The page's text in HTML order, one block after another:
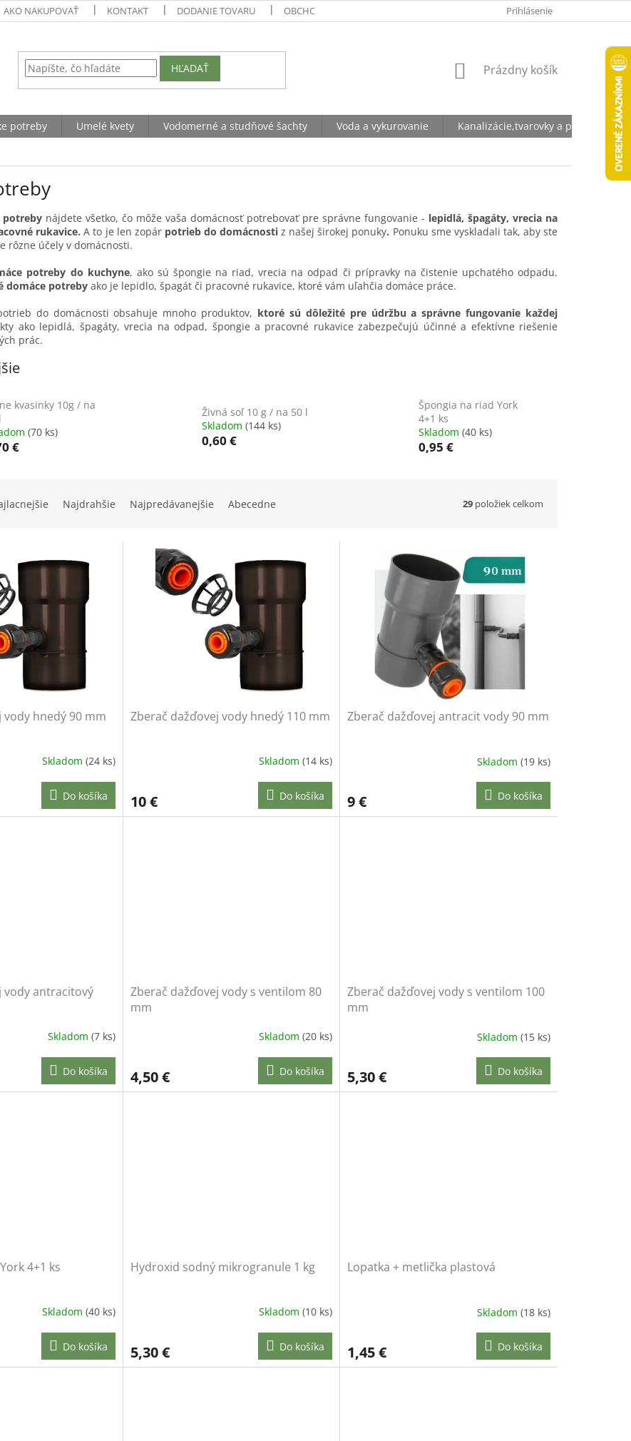
AKO NAKUPOVAŤ KONTAKT DODANIE TOVARU OBCHODNÉ PODMIENKY OCHRANA OSOBNÝCH ÚDAJOV
Prihlásenie
HĽADAŤ
NÁKUPNÝ
Prázdny košík
potreby Umelé kvety Vodomerné a studňové šachty Voda a vykurovanie
Kanalizácie,tvarovky a potrubia
potreby nájdete všetko, čo môže vaša domácnosť potrebovať pre správne fungovanie - lepidlá, špagáty, vrecia na
rukavice.A to je len zopárpotrieb do domácnostiz našej širokej ponuky. Ponuku sme vyskladali tak, aby ste
rôzne účely v domácnosti.
potreby do kuchyne, ako sú špongie na riad, vrecia na odpad či prípravky na čistenie upchatého odpadu.
domáce potreby ako je lepidlo, špagát či pracovné rukavice, ktoré vám uľahčia domáce práce.
do domácnosti obsahuje mnoho produktov, ktoré sú dôležité pre údržbu a správne fungovanie každej
ako lepidlá, špagáty, vrecia na odpad, špongie a pracovné rukavice zabezpečujú účinné a efektívne riešenie
prác.
kvasinky 10g / na
(70 ks)
€
Živná soľ 10 g / na 50 l
Skladom (144 ks)
0,60 €
Špongia na riad York
4+1 ks
Skladom(40 ks)
0,95 €
Najdrahšie Najpredávanejšie Abecedne 29 položiek celkom
hnedý 90 mm
Skladom (24 ks)
Do košíka
Zberač dažďovej vody hnedý 110 mm
Skladom(14 ks)
10 € Do košíka
Zberač dažďovej antracit vody 90 mm
Skladom (19 ks)
9 € Do košíka
vody antracitový
Skladom (7 ks)
Do košíka
Zberač dažďovej vody s ventilom 80
mm
Skladom(20 ks)
4,50 € Do košíka
Zberač dažďovej vody s ventilom 100
mm
Skladom (15 ks)
5,30 € Do košíka
4+1 ks
Skladom (40 ks)
Do košíka
Hydroxid sodný mikrogranule 1 kg
Skladom(10 ks)
5,30 € Do košíka
Lopatka + metlička plastová
Skladom (18 ks)
1,45 € Do košíka